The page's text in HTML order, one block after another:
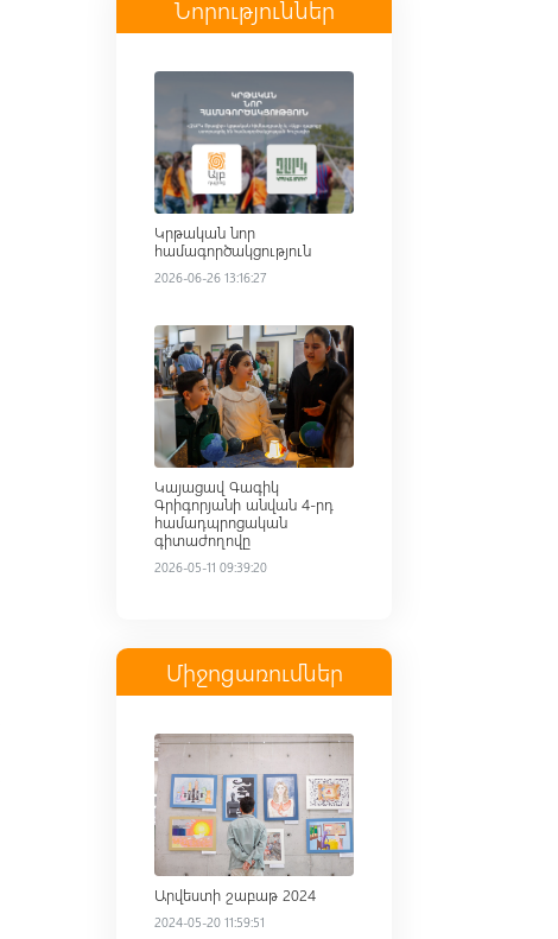
Նորություններ
Կրթական նոր
համագործակցություն
2026-06-26 13:16:27
Read more
Կայացավ Գագիկ
Գրիգորյանի անվան 4-րդ
համադպրոցական
գիտաժողովը
2026-05-11 09:39:20
Միջոցառումներ
Read more
Արվեստի շաբաթ 2024
2024-05-20 11:59:51